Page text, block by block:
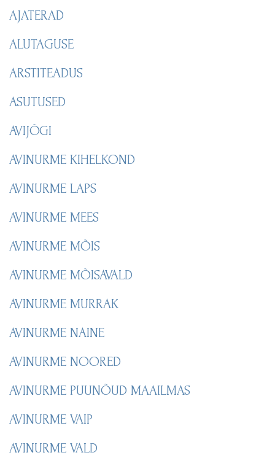
AJATERAD
ALUTAGUSE
ARSTITEADUS
ASUTUSED
AVIJÕGI
AVINURME KIHELKOND
AVINURME LAPS
AVINURME MEES
AVINURME MÕIS
AVINURME MÕISAVALD
AVINURME MURRAK
AVINURME NAINE
AVINURME NOORED
AVINURME PUUNÕUD MAAILMAS
AVINURME VAIP
AVINURME VALD